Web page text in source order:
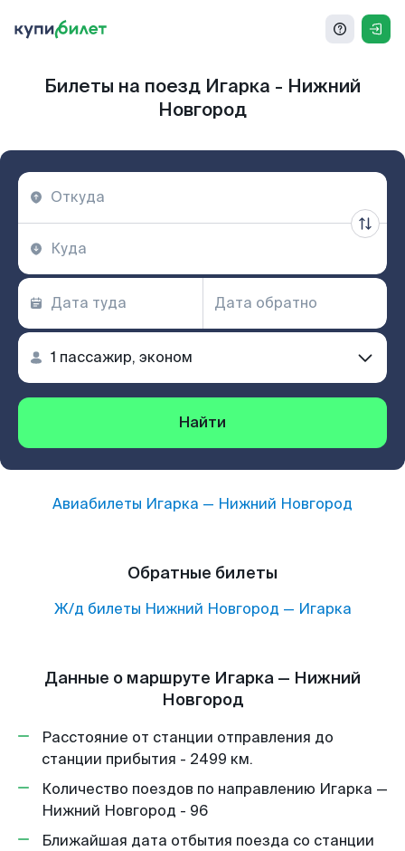
Билеты на поезд Игарка - Нижний
Новгород
Найти
Авиабилеты Игарка — Нижний Новгород
Обратные билеты
Ж/д билеты Нижний Новгород — Игарка
Данные о маршруте Игарка — Нижний
Новгород
Расстояние от станции отправления до
станции прибытия - 2499 км.
Количество поездов по направлению Игарка —
Нижний Новгород - 96
Ближайшая дата отбытия поезда со станции